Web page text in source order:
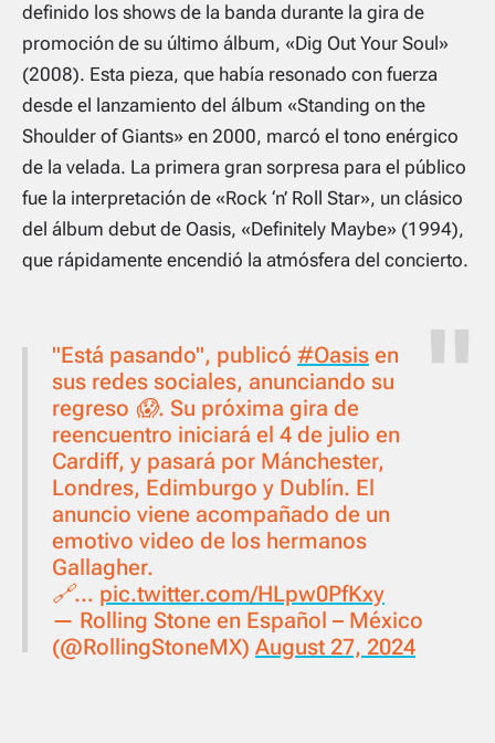
definido los shows de la banda durante la gira de
promoción de su último álbum, «Dig Out Your Soul»
(2008). Esta pieza, que había resonado con fuerza
desde el lanzamiento del álbum «Standing on the
Shoulder of Giants» en 2000, marcó el tono enérgico
de la velada. La primera gran sorpresa para el público
fue la interpretación de «Rock ‘n’ Roll Star», un clásico
del álbum debut de Oasis, «Definitely Maybe» (1994),
que rápidamente encendió la atmósfera del concierto.
"Está pasando", publicó #Oasis en
sus redes sociales, anunciando su
regreso 😱. Su próxima gira de
reencuentro iniciará el 4 de julio en
Cardiff, y pasará por Mánchester,
Londres, Edimburgo y Dublín. El
anuncio viene acompañado de un
emotivo video de los hermanos
Gallagher.
🔗… pic.twitter.com/HLpw0PfKxy
— Rolling Stone en Español – México
(@RollingStoneMX) August 27, 2024